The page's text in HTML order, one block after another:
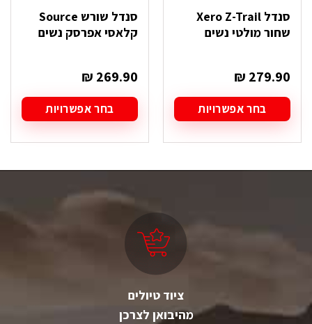
סנדל Xero Z-Trail
שחור מולטי נשים
₪ 279.90
בחר אפשרויות
זה
מספר
האפשרויות
סנדל שורש Source
קלאסי אפרסק נשים
₪ 269.90
בחר אפשרויות
זה
מספר
ניתן
לבחור
האפשרויות
המוצר
ציוד טיולים
מהיבואן לצרכן